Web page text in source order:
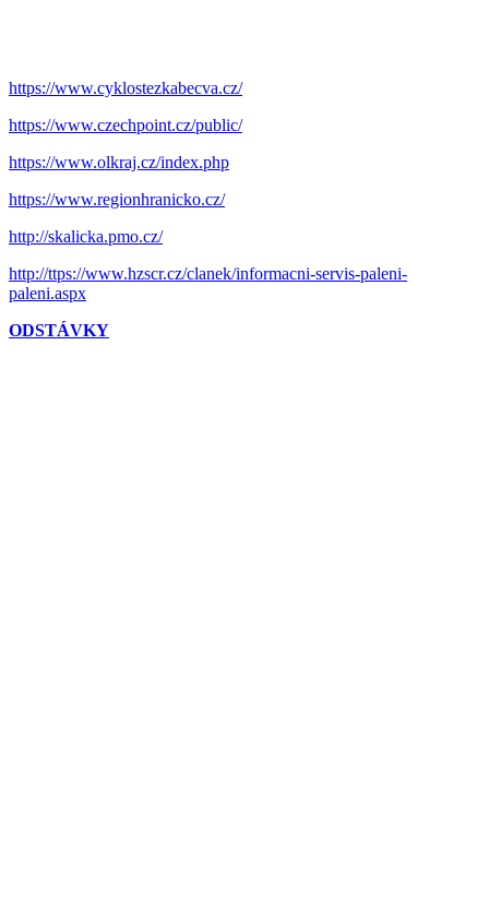
https://www.cyklostezkabecva.cz/
https://www.czechpoint.cz/public/
https://www.olkraj.cz/index.php
https://www.regionhranicko.cz/
http://skalicka.pmo.cz/
http://ttps://www.hzscr.cz/clanek/informacni-servis-paleni-
paleni.aspx
ODSTÁVKY